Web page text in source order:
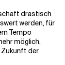
drastisch
werden, für
Tempo
möglich,
Zukunft der